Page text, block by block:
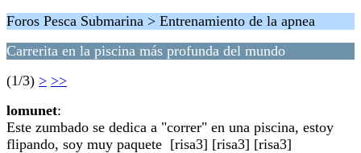
Foros Pesca Submarina > Entrenamiento de la apnea
Carrerita en la piscina más profunda del mundo
(1/3) > >>
lomunet:
Este zumbado se dedica a "correr" en una piscina, estoy
flipando, soy muy paquete [risa3] [risa3] [risa3]